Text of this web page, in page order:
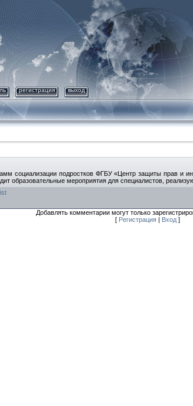
регистрация выход
социализации подростков ФГБУ «Центр защиты прав и
образовательные мероприятия для специалистов,
Добавлять комментарии могут только
[ Регистрация | Вход ]